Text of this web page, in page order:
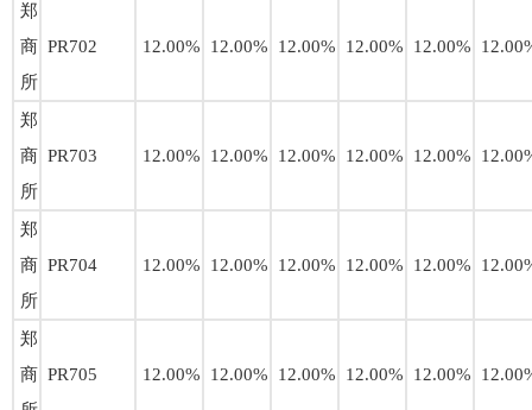
郑
商
所
PR702 12.00% 12.00% 12.00% 12.00% 12.00%
郑
商
所
PR703 12.00% 12.00% 12.00% 12.00% 12.00%
郑
商
所
PR704 12.00% 12.00% 12.00% 12.00% 12.00%
郑
商 PR705 12.00% 12.00% 12.00% 12.00% 12.00%